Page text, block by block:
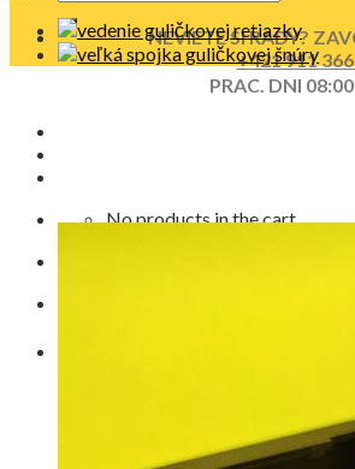
NEVIETE SI RADY?
+421 911
PRAC. DNI
No products in the cart.